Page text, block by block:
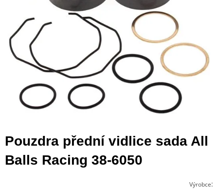
Pouzdra přední vidlice sada All
Balls Racing 38-6050
Výrobce: